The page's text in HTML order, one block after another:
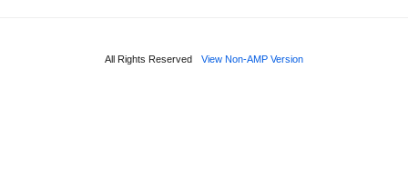
All Rights Reserved View Non-AMP Version